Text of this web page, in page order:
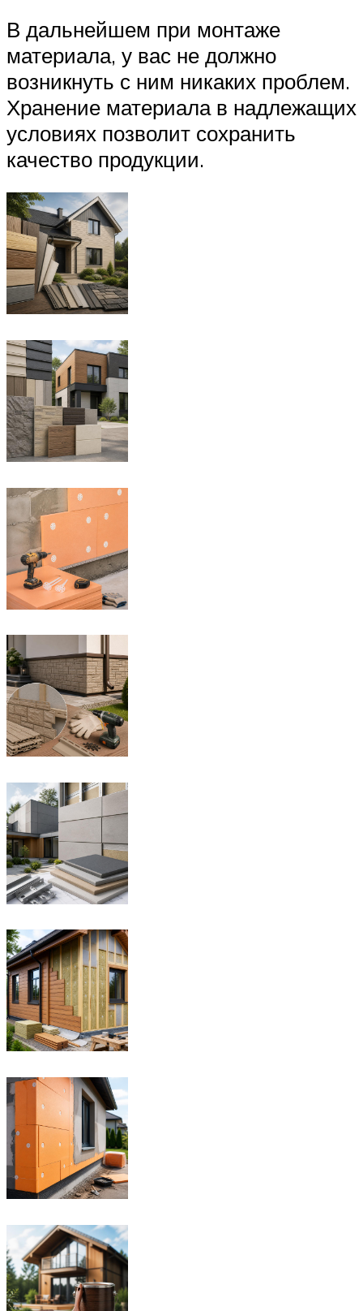
В дальнейшем при монтаже
материала, у вас не должно
возникнуть с ним никаких проблем.
Хранение материала в надлежащих
условиях позволит сохранить
качество продукции.